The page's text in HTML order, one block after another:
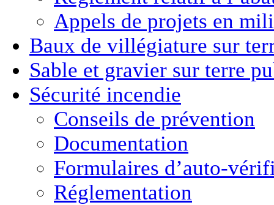
Appels de projets en
Baux de villégiature sur
Sable et gravier sur terre
Sécurité incendie
Conseils de prévention
Documentation
Formulaires d’auto-
Réglementation